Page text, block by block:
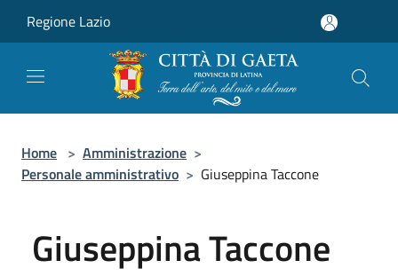
Regione Lazio
Home > Amministrazione >
Personale amministrativo > Giuseppina Taccone
Giuseppina Taccone